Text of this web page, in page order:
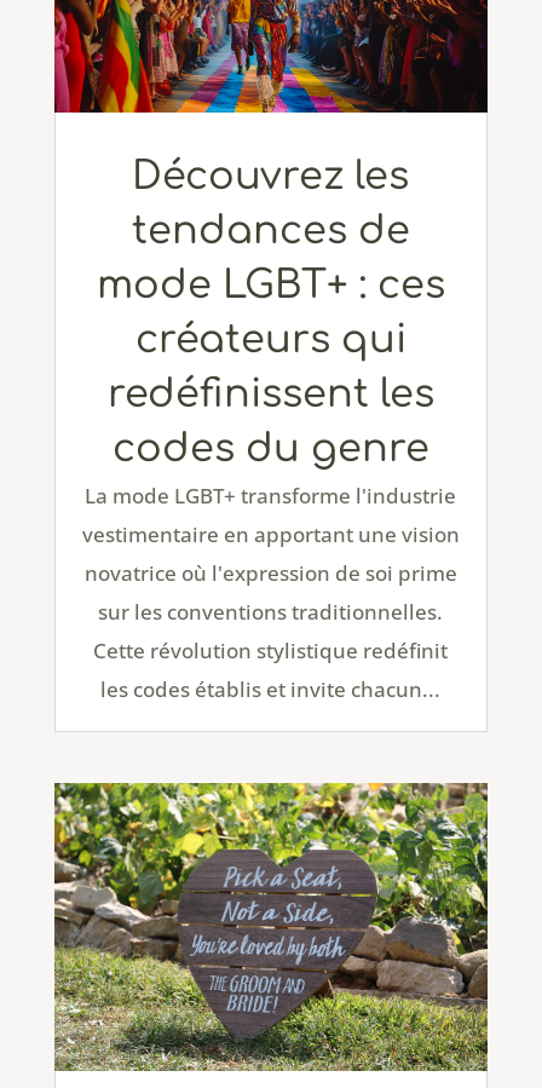
Découvrez les
tendances de
mode LGBT+ : ces
créateurs qui
redéfinissent les
codes du genre
La mode LGBT+ transforme l'industrie
vestimentaire en apportant une vision
novatrice où l'expression de soi prime
sur les conventions traditionnelles.
Cette révolution stylistique redéfinit
les codes établis et invite chacun...